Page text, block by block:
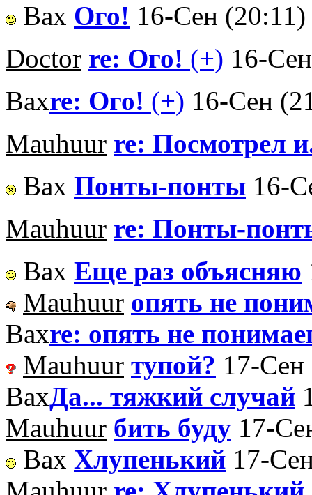
Вах Ого! 16-Сен (20:11)
Doctor re: Ого! (+) 16-
Вахre: Ого! (+) 16-Сен
Mauhuur re: Посмотрел
Вах Понты-понты 16-
Mauhuur re: Понты-
Вах Еще раз объясняю
Mauhuur опять не
Вахre: опять не
Mauhuur тупой? 17-Сен
ВахДа... тяжкий случай
Mauhuur бить буду 17-
Вах Хлупенький 17-